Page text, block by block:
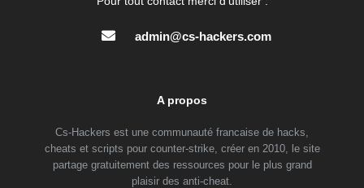
admin@cs-hackers.com
A propos
Cs-Hackers est une communauté francaise de hacks,
cheats et scripts pour counter-strike, créer en 2010, le site
partage gratuitement des ressources pour le plus grand
plaisir des anti-cheat.